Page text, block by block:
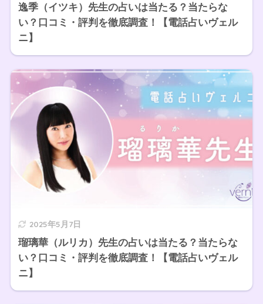
逸季（イツキ）先生の占いは当たる？当たらな
い？口コミ・評判を徹底調査！【電話占いヴェル
ニ】
2025年5月7日
瑠璃華（ルリカ）先生の占いは当たる？当たらな
い？口コミ・評判を徹底調査！【電話占いヴェル
ニ】